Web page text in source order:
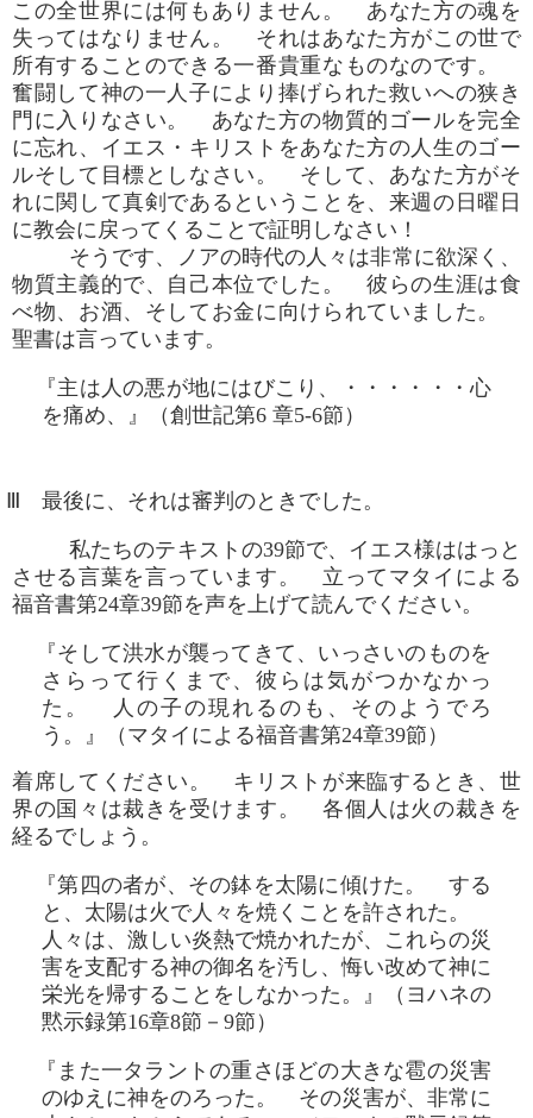
この全世界には何もありません。 あなた方の魂を
失ってはなりません。 それはあなた方がこの世で
所有することのできる一番貴重なものなのです。
奮闘して神の一人子により捧げられた救いへの狭き
門に入りなさい。 あなた方の物質的ゴールを完全
に忘れ、イエス・キリストをあなた方の人生のゴー
ルそして目標としなさい。 そして、あなた方がそ
れに関して真剣であるということを、来週の日曜日
に教会に戻ってくることで証明しなさい！
そうです、ノアの時代の人々は非常に欲深く、
物質主義的で、自己本位でした。 彼らの生涯は食
べ物、お酒、そしてお金に向けられていました。
聖書は言っています。
『主は人の悪が地にはびこり、・・・・・・心
を痛め、』（創世記第6 章5-6節）
Ⅲ 最後に、それは審判のときでした。
私たちのテキストの39節で、イエス様ははっと
させる言葉を言っています。 立ってマタイによる
福音書第24章39節を声を上げて読んでください。
『そして洪水が襲ってきて、いっさいのものを
さらって行くまで、彼らは気がつかなかっ
た。 人の子の現れるのも、そのようでろ
う。』（マタイによる福音書第24章39節）
着席してください。 キリストが来臨するとき、世
界の国々は裁きを受けます。 各個人は火の裁きを
経るでしょう。
『第四の者が、その鉢を太陽に傾けた。 する
と、太陽は火で人々を焼くことを許された。
人々は、激しい炎熱で焼かれたが、これらの災
害を支配する神の御名を汚し、悔い改めて神に
栄光を帰することをしなかった。』（ヨハネの
黙示録第16章8節－9節）
『また一タラントの重さほどの大きな雹の災害
のゆえに神をのろった。 その災害が、非常に